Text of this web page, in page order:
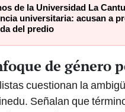
de la Universidad La
universitaria: acusan a
del predio
de género
cuestionan la
Señalan que